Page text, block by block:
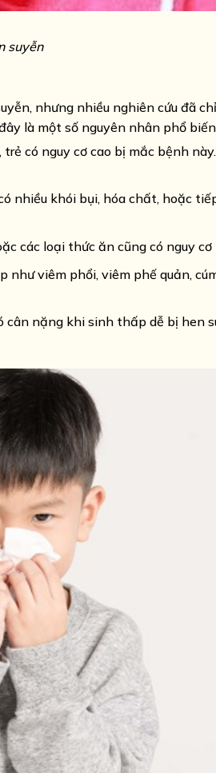
suyễn
nhưng nhiều nghiên cứu đã
là một số nguyên nhân phổ
có nguy cơ cao bị mắc bệnh
nhiều khói bụi, hóa chất, hoặc
các loại thức ăn cũng có nguy cơ
viêm phổi, viêm phế quản,
nặng khi sinh thấp dễ bị hen